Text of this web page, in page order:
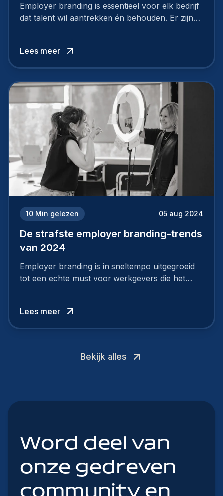
Employer branding is essentieel voor elk bedrijf
dat talent wil aantrekken én behouden. Er zijn
niet van vandaag op morgen. Hoe pak je dat
aan, starten met employer branding?
Lees meer
10 Min gelezen 05 aug 2024
De strafste employer branding-trends
van 2024
Employer branding is in sneltempo uitgegroeid
tot een echte must voor werkgevers die het
Lees meer
Bekijk alles
Word deel van
onze gedreven
community en